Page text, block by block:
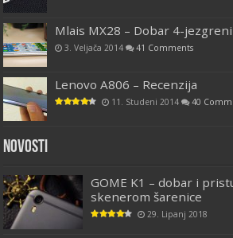
Mlais MX28 – Dobar 4-
3. Veljača 2014 41 Comments
Lenovo A806 – Recenzija
11. Studeni 2014 40
Novosti
GOME K1 – dobar i
skenerom šarenice
29. Lipanj 2018